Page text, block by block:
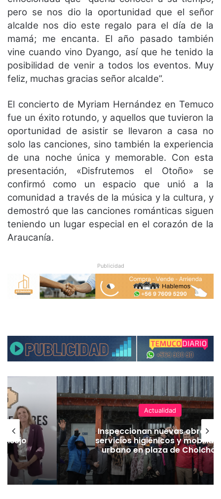
pero se nos dio la oportunidad que el señor
alcalde nos dio este regalo para el día de la
mamá; me encanta. El año pasado también
vine cuando vino Dyango, así que he tenido la
posibilidad de venir a todos los eventos. Muy
feliz, muchas gracias señor alcalde”.
El concierto de Myriam Hernández en Temuco
fue un éxito rotundo, y aquellos que tuvieron la
oportunidad de asistir se llevaron a casa no
solo las canciones, sino también la experiencia
de una noche única y memorable. Con esta
presentación, «Disfrutemos el Otoño» se
confirmó como un espacio que unió a la
comunidad a través de la música y la cultura, y
demostró que las canciones románticas siguen
teniendo un lugar especial en el corazón de la
Araucanía.
Publicidad
Actualidad
Inspeccionan nuevas obras
servicios higiénicos y
urbano en plaza de Cholchol